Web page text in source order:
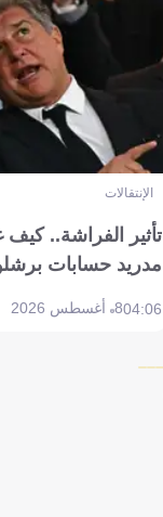
الإنتقالات
تأثير الفراشة..
مدريد حسابات
04:068 أغسطس 2026